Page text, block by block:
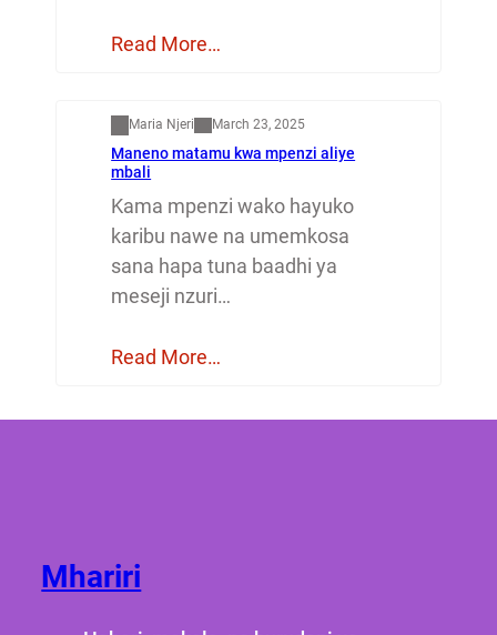
Read More…
Maria Njeri March 23, 2025
Maneno matamu kwa mpenzi aliye
mbali
Kama mpenzi wako hayuko
karibu nawe na umemkosa
sana hapa tuna baadhi ya
meseji nzuri…
Read More…
Mhariri